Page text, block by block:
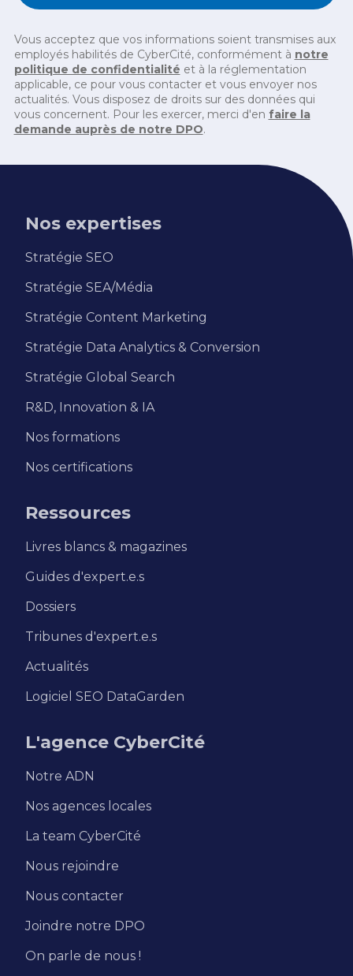
Vous acceptez que vos informations soient transmises aux
employés habilités de CyberCité, conformément à notre
politique de confidentialité et à la réglementation
applicable, ce pour vous contacter et vous envoyer nos
actualités. Vous disposez de droits sur des données qui
vous concernent. Pour les exercer, merci d'en faire la
demande auprès de notre DPO.
Nos expertises
Stratégie SEO
Stratégie SEA/Média
Stratégie Content Marketing
Stratégie Data Analytics & Conversion
Stratégie Global Search
R&D, Innovation & IA
Nos formations
Nos certifications
Ressources
Livres blancs & magazines
Guides d'expert.e.s
Dossiers
Tribunes d'expert.e.s
Actualités
Logiciel SEO DataGarden
L'agence CyberCité
Notre ADN
Nos agences locales
La team CyberCité
Nous rejoindre
Nous contacter
Joindre notre DPO
On parle de nous !